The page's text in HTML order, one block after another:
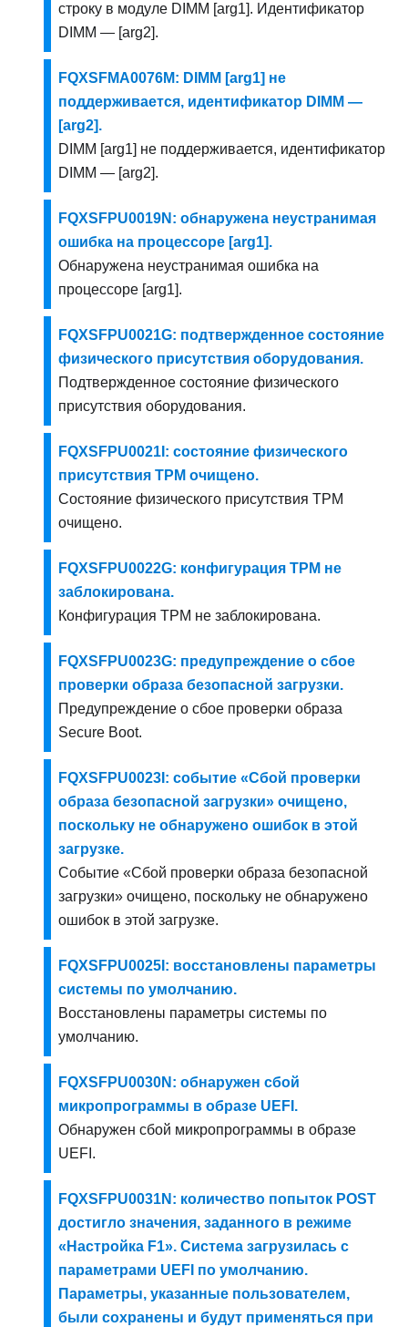
строку в модуле DIMM [arg1]. Идентификатор
DIMM — [arg2].
FQXSFMA0076M: DIMM [arg1] не
поддерживается, идентификатор DIMM —
[arg2].
DIMM [arg1] не поддерживается, идентификатор
DIMM — [arg2].
FQXSFPU0019N: обнаружена неустранимая
ошибка на процессоре [arg1].
Обнаружена неустранимая ошибка на
процессоре [arg1].
FQXSFPU0021G: подтвержденное состояние
физического присутствия оборудования.
Подтвержденное состояние физического
присутствия оборудования.
FQXSFPU0021I: состояние физического
присутствия TPM очищено.
Состояние физического присутствия TPM
очищено.
FQXSFPU0022G: конфигурация TPM не
заблокирована.
Конфигурация TPM не заблокирована.
FQXSFPU0023G: предупреждение о сбое
проверки образа безопасной загрузки.
Предупреждение о сбое проверки образа
Secure Boot.
FQXSFPU0023I: событие «Сбой проверки
образа безопасной загрузки» очищено,
поскольку не обнаружено ошибок в этой
загрузке.
Событие «Сбой проверки образа безопасной
загрузки» очищено, поскольку не обнаружено
ошибок в этой загрузке.
FQXSFPU0025I: восстановлены параметры
системы по умолчанию.
Восстановлены параметры системы по
умолчанию.
FQXSFPU0030N: обнаружен сбой
микропрограммы в образе UEFI.
Обнаружен сбой микропрограммы в образе
UEFI.
FQXSFPU0031N: количество попыток POST
достигло значения, заданного в режиме
«Настройка F1». Система загрузилась с
параметрами UEFI по умолчанию.
Параметры, указанные пользователем,
были сохранены и будут применяться при